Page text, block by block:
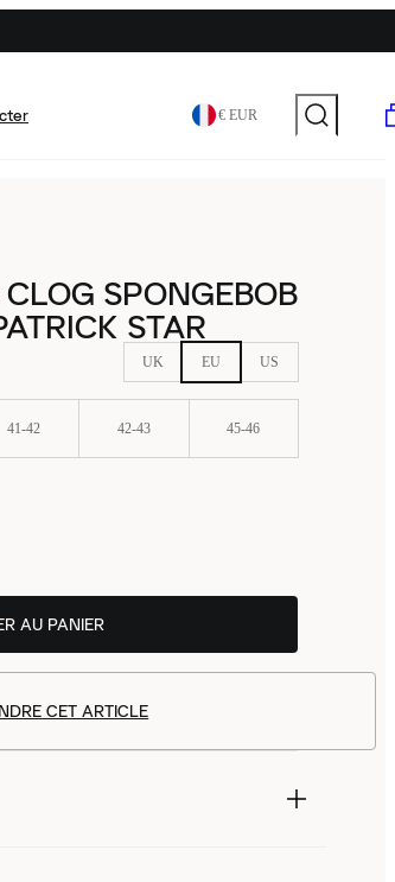
€ EUR
SPONGEBOB
STAR
UK EU US
41-42 42-43 45-46
AU PANIER
CET ARTICLE